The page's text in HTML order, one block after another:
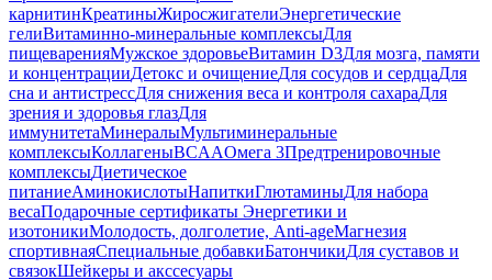
карнитинКреатиныЖиросжигателиЭнергетические
гелиВитаминно-минеральные комплексыДля
пищеваренияМужское здоровьеВитамин D3Для мозга, памяти
и концентрацииДетокс и очищениеДля сосудов и сердцаДля
сна и антистрессДля снижения веса и контроля сахараДля
зрения и здоровья глазДля
иммунитетаМинералыМультиминеральные
комплексыКоллагеныBCAAОмега 3Предтренировочные
комплексыДиетическое
питаниеАминокислотыНапиткиГлютаминыДля набора
весаПодарочные сертификаты Энергетики и
изотоникиМолодость, долголетие, Anti-ageМагнезия
спортивнаяСпециальные добавкиБатончикиДля суставов и
связокШейкеры и акссесуары